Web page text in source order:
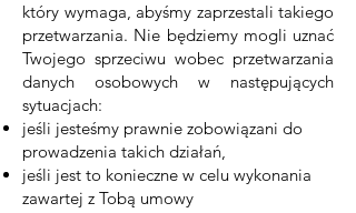
który wymaga, abyśmy zaprzestali takiego
przetwarzania. Nie będziemy mogli uznać
Twojego sprzeciwu wobec przetwarzania
danych osobowych w następujących
sytuacjach:
jeśli jesteśmy prawnie zobowiązani do
prowadzenia takich działań,
jeśli jest to konieczne w celu wykonania
zawartej z Tobą umowy